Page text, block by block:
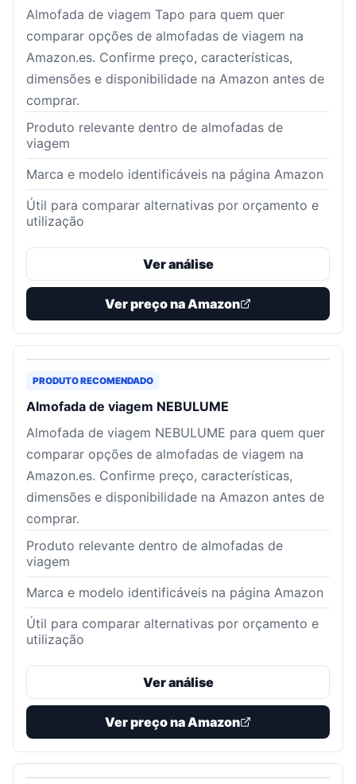
Almofada de viagem Tapo para quem quer
comparar opções de almofadas de viagem na
Amazon.es. Confirme preço, características,
dimensões e disponibilidade na Amazon antes de
comprar.
Produto relevante dentro de almofadas de
viagem
Marca e modelo identificáveis na página Amazon
Útil para comparar alternativas por orçamento e
utilização
Ver análise
Ver preço na Amazon
PRODUTO RECOMENDADO
Almofada de viagem NEBULUME
Almofada de viagem NEBULUME para quem quer
comparar opções de almofadas de viagem na
Amazon.es. Confirme preço, características,
dimensões e disponibilidade na Amazon antes de
comprar.
Produto relevante dentro de almofadas de
viagem
Marca e modelo identificáveis na página Amazon
Útil para comparar alternativas por orçamento e
utilização
Ver análise
Ver preço na Amazon